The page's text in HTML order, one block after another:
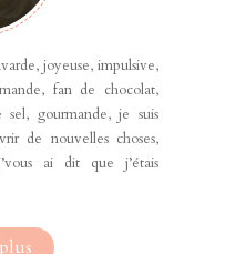
joyeuse, impulsive,
fan de chocolat,
gourmande, je suis
de nouvelles choses,
ai dit que j’étais